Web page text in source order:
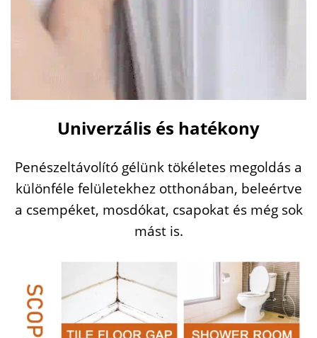
Univerzális és hatékony
Penészeltávolító gélünk tökéletes megoldás a
különféle felületekhez otthonában, beleértve
a csempéket, mosdókat, csapokat és még sok
mást is.